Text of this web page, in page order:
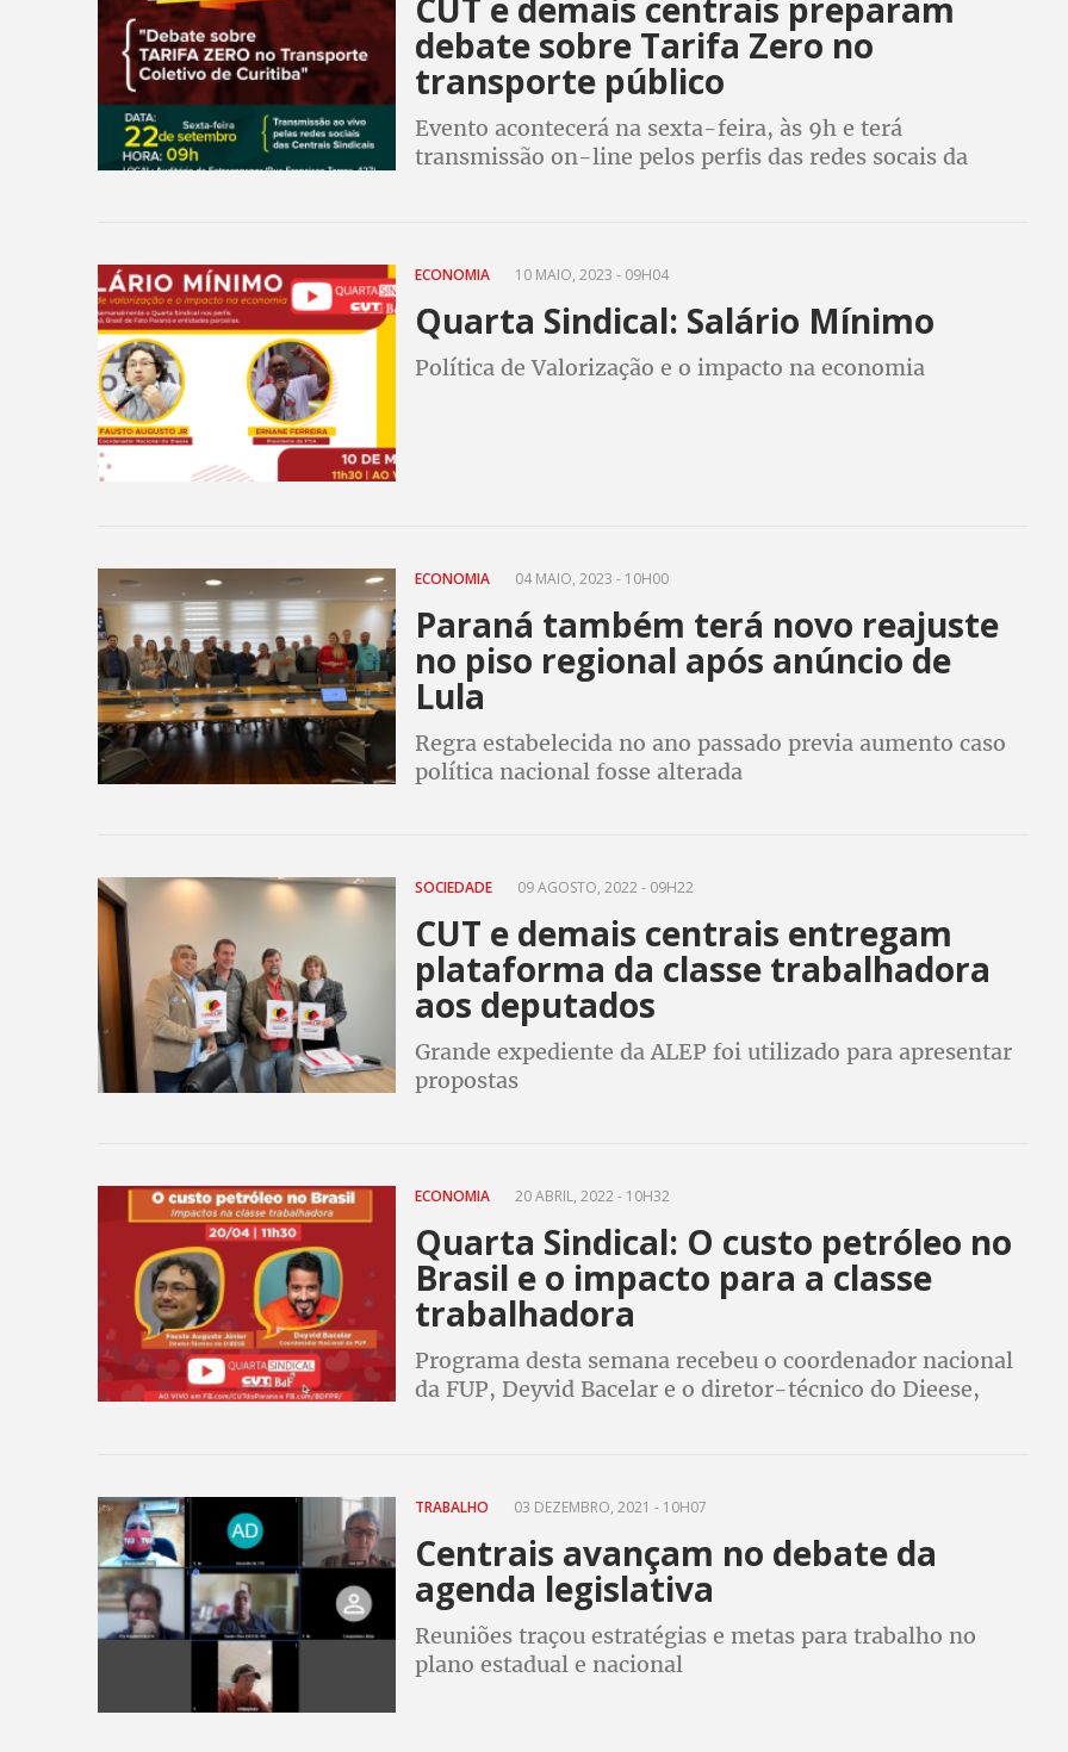
CUT e demais centrais preparam
debate sobre Tarifa Zero no
transporte público
Evento acontecerá na sexta-feira, às 9h e terá
transmissão on-line pelos perfis das redes socais da
ECONOMIA 10 MAIO, 2023 - 09H04
Quarta Sindical: Salário Mínimo
Política de Valorização e o impacto na economia
ECONOMIA 04 MAIO, 2023 - 10H00
Paraná também terá novo reajuste
no piso regional após anúncio de
Lula
Regra estabelecida no ano passado previa aumento caso
política nacional fosse alterada
SOCIEDADE 09 AGOSTO, 2022 - 09H22
CUT e demais centrais entregam
plataforma da classe trabalhadora
aos deputados
Grande expediente da ALEP foi utilizado para apresentar
propostas
ECONOMIA 20 ABRIL, 2022 - 10H32
Quarta Sindical: O custo petróleo no
Brasil e o impacto para a classe
trabalhadora
Programa desta semana recebeu o coordenador nacional
da FUP, Deyvid Bacelar e o diretor-técnico do Dieese,
TRABALHO 03 DEZEMBRO, 2021 - 10H07
Centrais avançam no debate da
agenda legislativa
Reuniões traçou estratégias e metas para trabalho no
plano estadual e nacional